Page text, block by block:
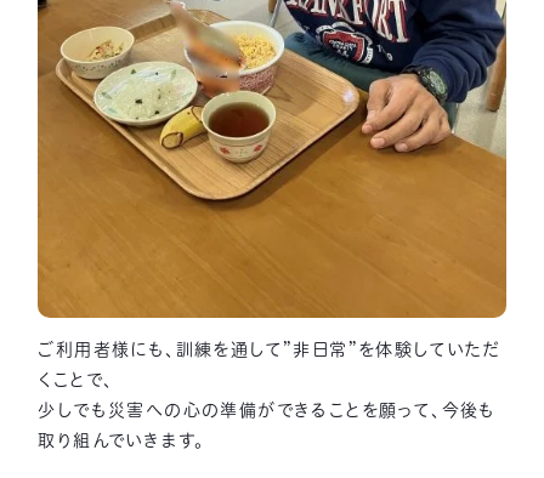
ご利用者様にも、訓練を通して”非日常”を体験していただ
くことで、
少しでも災害への心の準備ができることを願って、今後も
取り組んでいきます。